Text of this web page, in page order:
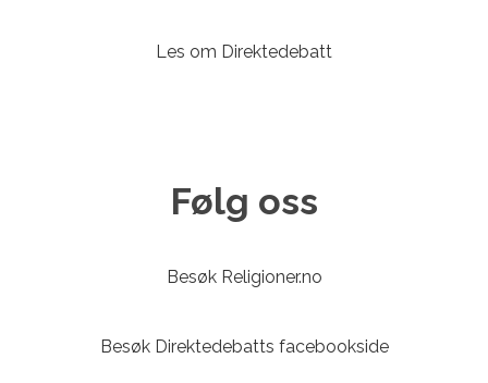
Les om Direktedebatt
Følg oss
Besøk Religioner.no
Besøk Direktedebatts facebookside